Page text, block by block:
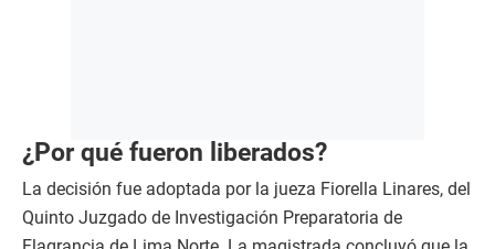
¿Por qué fueron liberados?
La decisión fue adoptada por la jueza Fiorella Linares, del
Quinto Juzgado de Investigación Preparatoria de